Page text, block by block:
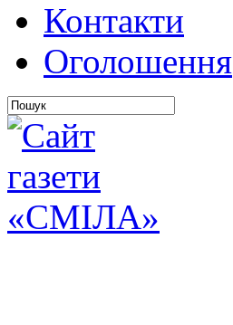
Контакти
Оголошення